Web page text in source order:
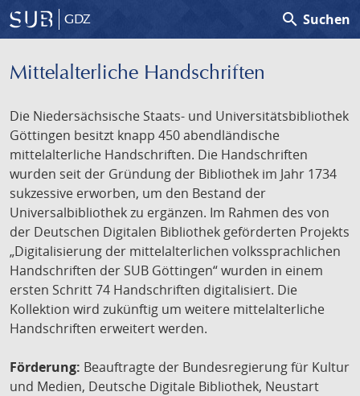
GDZ search Suchen
Mittelalterliche Handschriften
Die Niedersächsische Staats- und Universitätsbibliothek
Göttingen besitzt knapp 450 abendländische
mittelalterliche Handschriften. Die Handschriften
wurden seit der Gründung der Bibliothek im Jahr 1734
sukzessive erworben, um den Bestand der
Universalbibliothek zu ergänzen. Im Rahmen des von
der Deutschen Digitalen Bibliothek geförderten Projekts
„Digitalisierung der mittelalterlichen volkssprachlichen
Handschriften der SUB Göttingen“ wurden in einem
ersten Schritt 74 Handschriften digitalisiert. Die
Kollektion wird zukünftig um weitere mittelalterliche
Handschriften erweitert werden.
Förderung: Beauftragte der Bundesregierung für Kultur
und Medien, Deutsche Digitale Bibliothek, Neustart